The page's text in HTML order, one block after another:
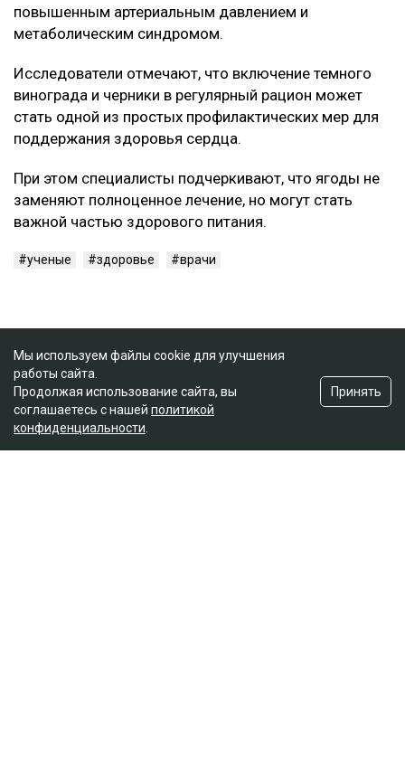
повышенным артериальным давлением и
метаболическим синдромом.
Исследователи отмечают, что включение темного
винограда и черники в регулярный рацион может
стать одной из простых профилактических мер для
поддержания здоровья сердца.
При этом специалисты подчеркивают, что ягоды не
заменяют полноценное лечение, но могут стать
важной частью здорового питания.
ученые здоровье врачи
Мы используем файлы cookie для улучшения
работы сайта.
Продолжая использование сайта, вы
соглашаетесь с нашей политикой
конфиденциальности
Принять